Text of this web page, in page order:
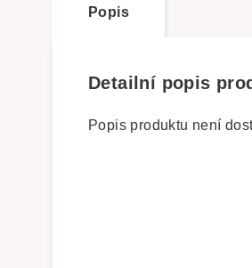
Popis
Detailní popis
Popis produktu není